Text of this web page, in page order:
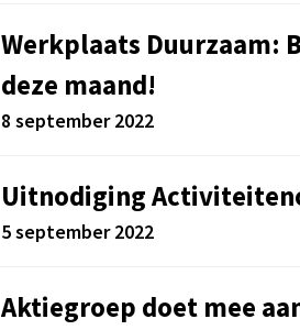
Werkplaats Duurzaam:
deze maand!
8 september 2022
Uitnodiging
5 september 2022
Aktiegroep doet mee